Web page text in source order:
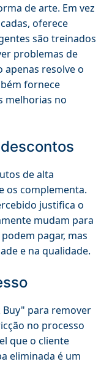
de arte. Em vez
oferece
são treinados
problemas de
apenas resolve o
fornece
melhorias no
de alta
os complementa.
justifica o
mudam para
pagar, mas
e na qualidade.
para remover
no processo
que o cliente
eliminada é um